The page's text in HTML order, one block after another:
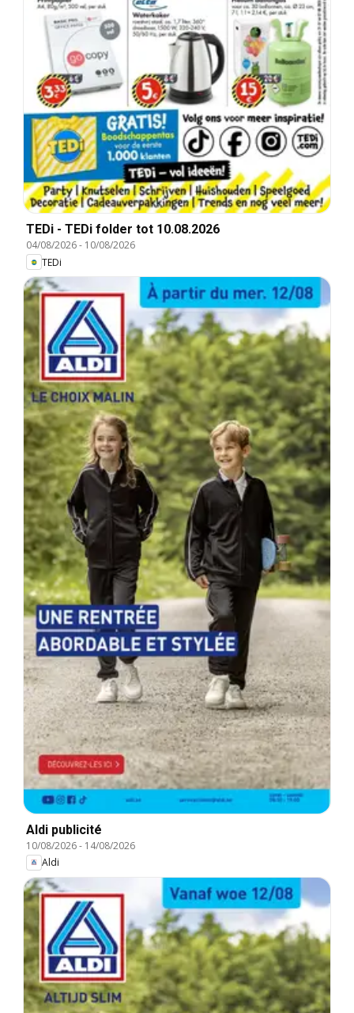
TEDi - TEDi folder tot 10.08.2026
04/08/2026- 10/08/2026
TEDi
Aldi publicité
10/08/2026- 14/08/2026
Aldi